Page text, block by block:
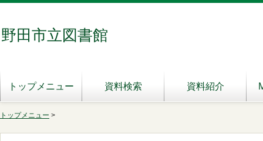
野田市立図書館
トップメニュー 資料検索 資料紹介
トップメニュー >